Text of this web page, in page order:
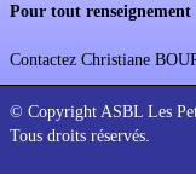
Pour tout renseignement
Contactez Christiane
© Copyright ASBL Les
Tous droits réservés.